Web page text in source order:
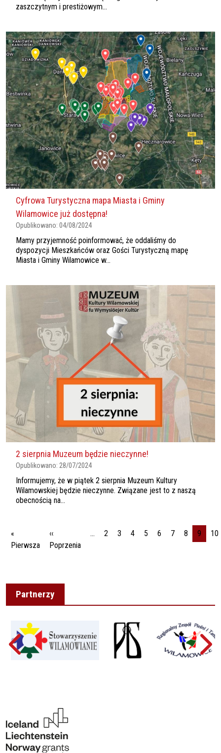
zaszczytnym i prestiżowym...
Cyfrowa Turystyczna mapa Miasta i Gminy
Wilamowice już dostępna!
Opublikowano: 04/08/2024
Mamy przyjemność poinformować, że oddaliśmy do
dyspozycji Mieszkańców oraz Gości Turystyczną mapę
Miasta i Gminy Wilamowice w...
2 sierpnia Muzeum będzie nieczynne!
Opublikowano: 28/07/2024
Informujemy, że w piątek 2 sierpnia Muzeum Kultury
Wilamowskiej będzie nieczynne. Związane jest to z naszą
obecnością na...
Stronicowanie
«
PierwszaPierwsza strona
‹‹
PoprzeniaPoprzednia strona
… 2 3 4 5 6 7 8 9 10
Partnerzy